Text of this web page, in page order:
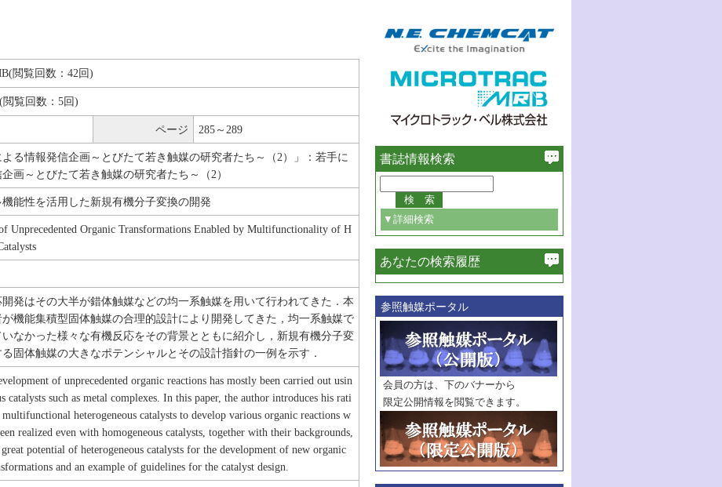
閲覧回数：42回)
(閲覧回数：5回)
ページ 285～289
る情報発信企画～とびたて若き触媒の研究者たち～（2）」：若手に
画～とびたて若き触媒の研究者たち～（2）
能性を活用した新規有機分子変換の開発
Unprecedented Organic Transformations Enabled by Multifunctionality of H
発はその大半が錯体触媒などの均一系触媒を用いて行われてきた．本
機能集積型固体触媒の合理的設計により開発してきた，均一系触媒で
いなかった様々な有機反応をその背景とともに紹介し，新規有機分子変
固体触媒の大きなポテンシャルとその設計指針の一例を示す．
of unprecedented organic reactions has mostly been carried out usin
catalysts such as metal complexes. In this paper, the author introduces his rati
heterogeneous catalysts to develop various organic reactions w
realized even with homogeneous catalysts, together with their backgrounds,
potential of heterogeneous catalysts for the development of new organic
and an example of guidelines for the catalyst design.
書誌情報検索
▼詳細検索
必ず含む
巻・号指定
巻
号
範囲指定
巻
号～
巻
号
触媒年鑑
年度
記事種別
マーク：
マークあり
あなたの検索履歴
参照触媒ポータル
会員の方は、下のバナーから
限定公開情報を閲覧できます。